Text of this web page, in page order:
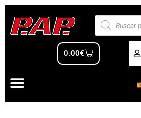
0.00€